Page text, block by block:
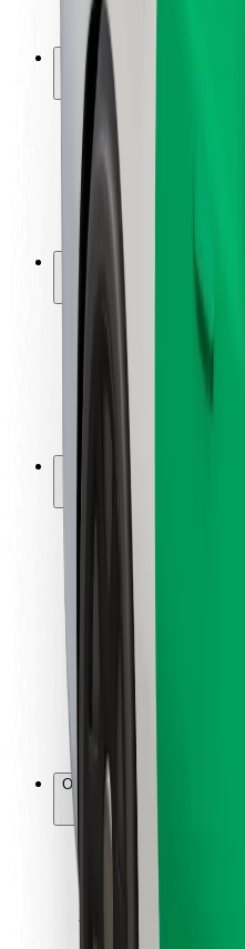
Urban Fund
Sigurnost
Sigurnost korisnika
Sigurnost vozača
Sigurnost na romobilu
Sigurnosni laboratorij
Lokacije
Gradska rješenja
Za korisnike
Za vozače
Za dostavljače
Za vlasnike flota
Za restorane
Bolt for Business
Ostalo
Dobavljači
Uvjeti i odredbe